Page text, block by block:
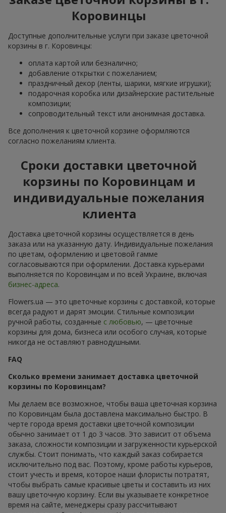
Коровинцы
Доступные дополнительные услуги при заказе цветочной
корзины в г. Коровинцы:
оплата картой или безналично;
добавление открытки с пожеланием;
праздничный декор (ленты, шарики, мягкие игрушки);
подарочная коробка или дизайнерские растительные
композиции;
сопроводительный текст или анонимная доставка.
Все дополнения к цветочной корзине оформляются
согласно пожеланиям клиента.
Сроки доставки цветочной
корзины по Коровинцам и
индивидуальные пожелания
клиента
Доставка цветочной корзины осуществляется в день
заказа или на указанную дату. Индивидуальные пожелания
по цветам, оформлению и цветовой гамме
согласовываются при оформлении. Доставка курьерами
выполняется по Коровинцам и по всей Украине, включая
бизнес-адреса.
Flowers.ua — это цветочные корзины с доставкой, которые
всегда радуют и дарят эмоции. Стильные композиции
ручной работы, созданные с любовью, — цветочные
корзины для дома, бизнеса или особого случая, которые
никогда не оставляют равнодушными.
FAQ
Сколько времени занимает доставка цветочной
корзины по Коровинцам?
Мы делаем все возможное, чтобы ваша цветочная корзина
по Коровинцам была доставлена максимально быстро. В
черте города время доставки цветочной композиции
обычно занимает от 1 до 3 часов. Это зависит от объема
заказа, сложности композиции и загруженности курьерской
службы. Стоит понимать, что каждый заказ собирается
исключительно под вас. Поэтому, кроме работы курьеров,
стоит учесть и время, которое наши флористы потратят,
чтобы выбрать самые красивые цветы и составить из них
вашу цветочную корзину. Если вы указываете конкретное
время на сайте, менеджеры сразу рассчитывают